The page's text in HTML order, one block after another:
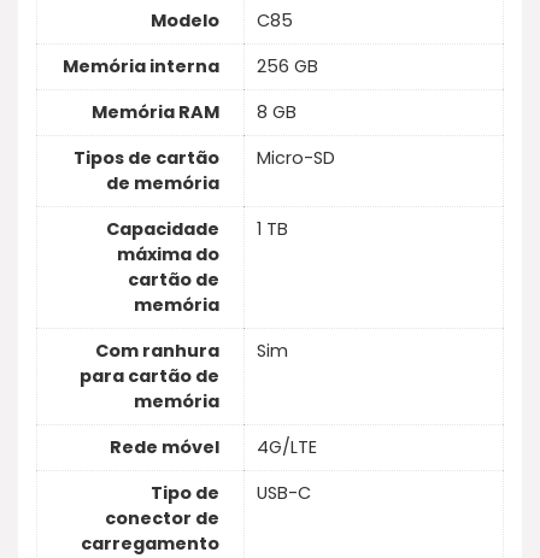
Modelo
C85
Memória interna
256 GB
Memória RAM
8 GB
Tipos de cartão
de memória
Micro-SD
Capacidade
máxima do
cartão de
memória
1 TB
Com ranhura
para cartão de
memória
Sim
Rede móvel
4G/LTE
Tipo de
conector de
carregamento
USB-C